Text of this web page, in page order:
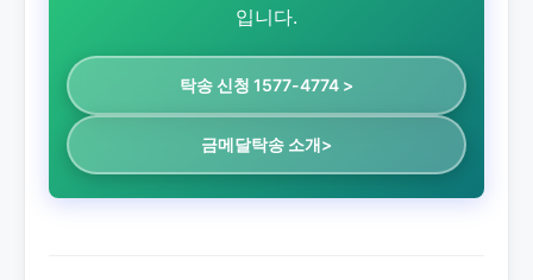
입니다.
탁송 신청 1577-4774 >
금메달탁송 소개>